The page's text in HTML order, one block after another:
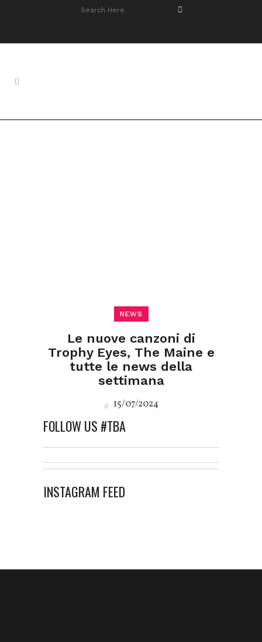
NEWS
Le nuove canzoni di
Trophy Eyes, The Maine e
tutte le news della
settimana
15/07/2024
FOLLOW US #TBA
INSTAGRAM FEED